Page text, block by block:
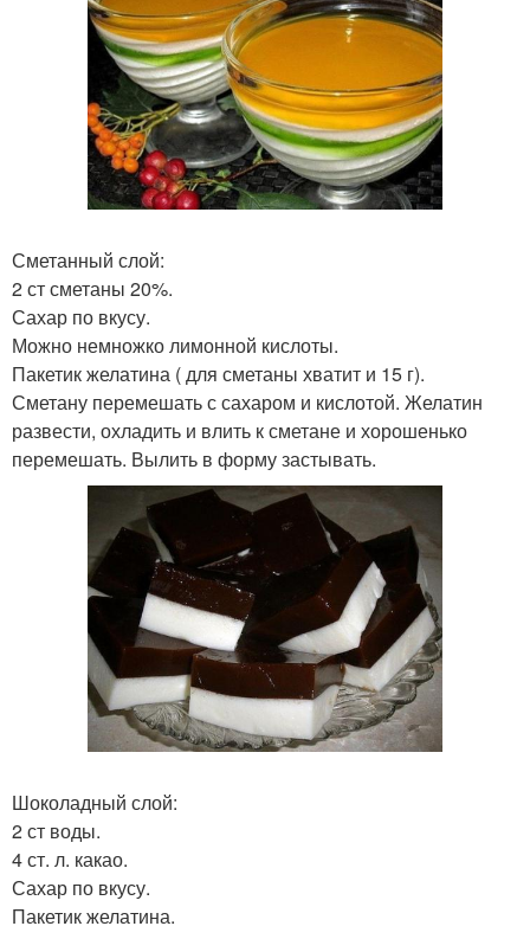
Сметанный слой:
2 ст сметаны 20%.
Сахар по вкусу.
Можно немножко лимонной кислоты.
Пакетик желатина ( для сметаны хватит и 15 г).
Сметану перемешать с сахаром и кислотой. Желатин
развести, охладить и влить к сметане и хорошенько
перемешать. Вылить в форму застывать.
Шоколадный слой:
2 ст воды.
4 ст. л. какао.
Сахар по вкусу.
Пакетик желатина.